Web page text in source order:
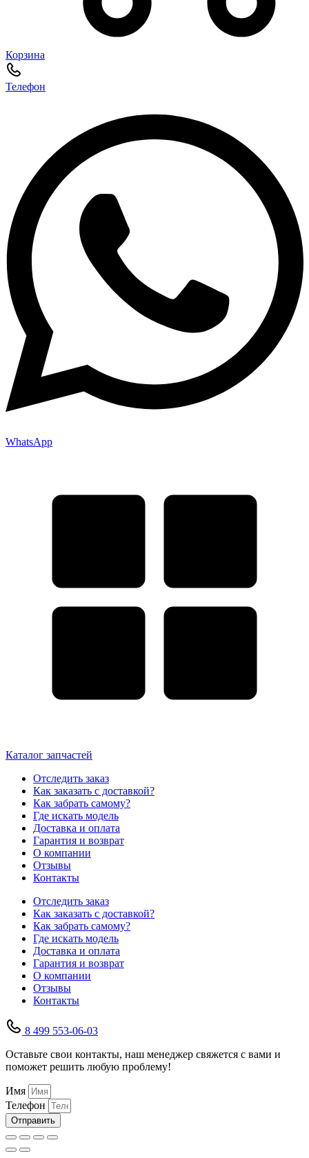
Корзина
Телефон
WhatsApp
Каталог запчастей
Отследить заказ
Как заказать с доставкой?
Как забрать самому?
Где искать модель
Доставка и оплата
Гарантия и возврат
О компании
Отзывы
Контакты
Отследить заказ
Как заказать с доставкой?
Как забрать самому?
Где искать модель
Доставка и оплата
Гарантия и возврат
О компании
Отзывы
Контакты
8 499 553-06-03
Оставьте свои контакты, наш менеджер свяжется с вами и
поможет решить любую проблему!
Имя
Телефон
Отправить